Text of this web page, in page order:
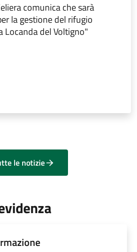
comunica che sarà
la gestione del rifugio
Locanda del Voltigno"
le notizie